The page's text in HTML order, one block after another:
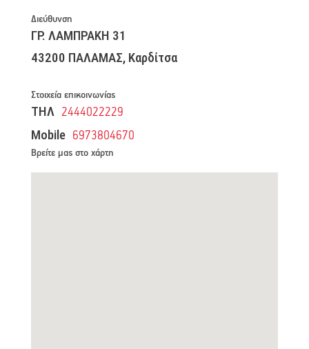
Διεύθυνση
ΓΡ. ΛΑΜΠΡΑΚΗ 31
43200 ΠΑΛΑΜΑΣ, Καρδίτσα
Στοιχεία επικοινωνίας
ΤΗΛ 2444022229
Mobile 6973804670
Βρείτε μας στο χάρτη